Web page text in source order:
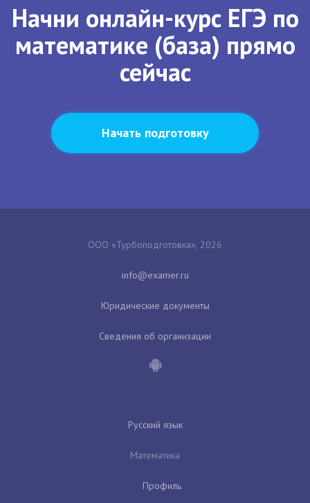
Начни онлайн-курс ЕГЭ по
математике (база) прямо
сейчас
Начать подготовку
ООО «Турбоподготовка», 2026
Юридические документы
Сведения об организации
Русский язык
Математика
Профиль